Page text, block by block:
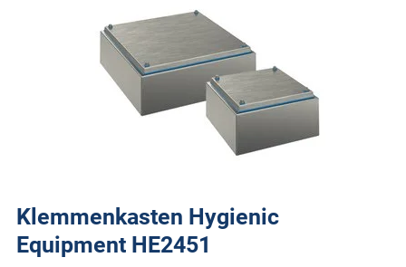
Klemmenkasten Hygienic
Equipment HE2451